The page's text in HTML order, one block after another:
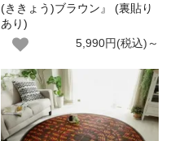
(ききょう)ブラウン』 (裏貼り
あり)
5,990円(税込)～